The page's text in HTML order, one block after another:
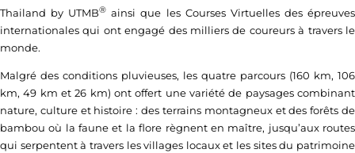
Thailand by UTMB® ainsi que les Courses Virtuelles des épreuves
internationales qui ont engagé des milliers de coureurs à travers le
monde.
Malgré des conditions pluvieuses, les quatre parcours (160 km, 106
km, 49 km et 26 km) ont offert une variété de paysages combinant
nature, culture et histoire : des terrains montagneux et des forêts de
bambou où la faune et la flore règnent en maître, jusqu’aux routes
qui serpentent à travers les villages locaux et les sites du patrimoine